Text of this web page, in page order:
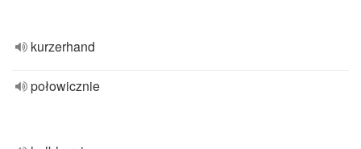
kurzerhand
połowicznie